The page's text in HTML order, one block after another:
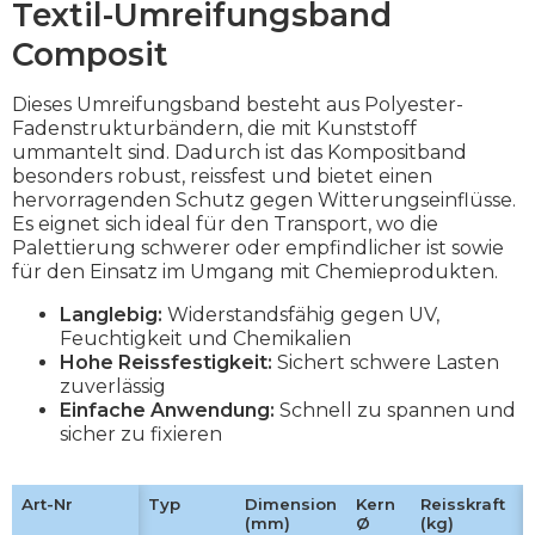
Textil-Umreifungsband
Composit
Dieses Umreifungsband besteht aus Polyester-
Fadenstrukturbändern, die mit Kunststoff
ummantelt sind. Dadurch ist das Kompositband
besonders robust, reissfest und bietet einen
hervorragenden Schutz gegen Witterungseinflüsse.
Es eignet sich ideal für den Transport, wo die
Palettierung schwerer oder empfindlicher ist sowie
für den Einsatz im Umgang mit Chemieprodukten.
Langlebig: Widerstandsfähig gegen UV,
Feuchtigkeit und Chemikalien
Hohe Reissfestigkeit: Sichert schwere Lasten
zuverlässig
Einfache Anwendung: Schnell zu spannen und
sicher zu fixieren
Art-Nr Typ
Dimension
(mm)
Kern
Ø
Reisskraft
(kg)
Art-Nr Typ
Dimension
(mm)
Kern
Ø
Reisskraft
(kg)